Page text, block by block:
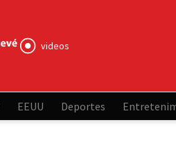
videos
EEUU Deportes